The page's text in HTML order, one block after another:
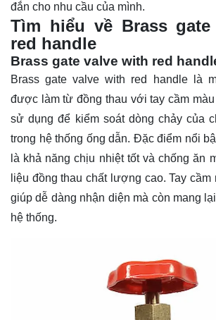
đắn cho nhu cầu của mình.
Tìm hiểu về Brass
red handle
Brass gate valve with red
Brass gate valve with red handle là
được làm từ đồng thau với tay cầm
sử dụng để kiểm soát dòng chảy của
trong hệ thống ống dẫn. Đặc điểm nổi
là khả năng chịu nhiệt tốt và chống ăn
liệu đồng thau chất lượng cao. Tay cầm
giúp dễ dàng nhận diện mà còn mang
hệ thống.